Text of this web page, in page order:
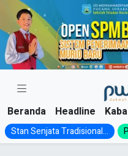
Skip
content
Beranda Headline
Stan Senjata Tradisional...